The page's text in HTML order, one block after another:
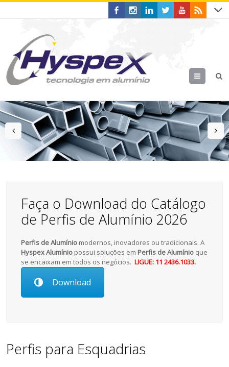
Menu
prev
Faça o Download do Catálogo
de Perfis de Alumínio 2026
Perfis de Alumínio modernos, inovadores ou tradicionais. A
Hyspex Alumínio possui soluções em Perfis de Alumínio que
se encaixam em todos os negócios.LIGUE: 11 2436.1033.
Download
Perfis para Esquadrias